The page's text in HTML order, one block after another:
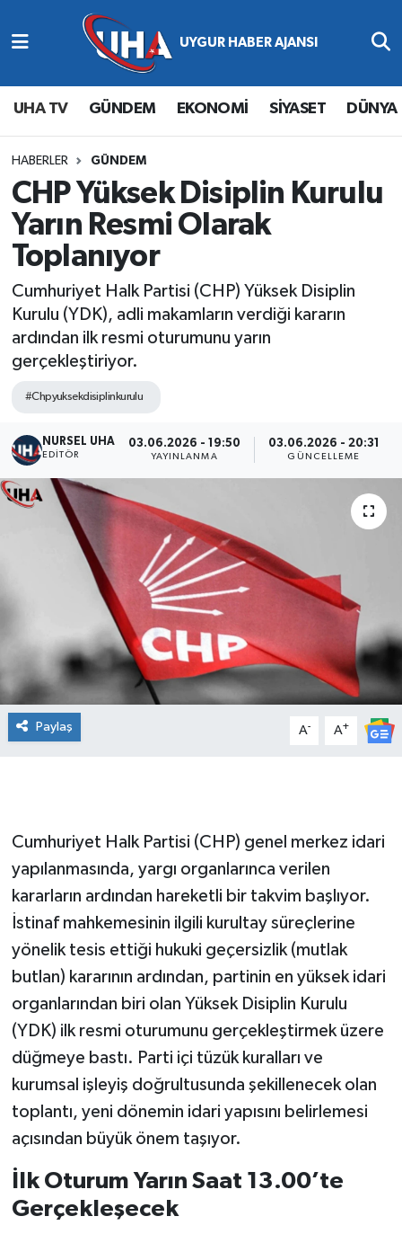
UHA TV GÜNDEM EKONOMİ SİYASET DÜNYA
HABERLER GÜNDEM
CHP Yüksek Disiplin Kurulu
Yarın Resmi Olarak
Toplanıyor
Cumhuriyet Halk Partisi (CHP) Yüksek Disiplin
Kurulu (YDK), adli makamların verdiği kararın
ardından ilk resmi oturumunu yarın
gerçekleştiriyor.
#Chpyuksekdisiplinkurulu
NURSEL UHA
EDITÖR
03.06.2026 - 19:50
YAYINLANMA
03.06.2026 - 20:31
GÜNCELLEME
Paylaş A- A+
Cumhuriyet Halk Partisi (CHP) genel merkez idari
yapılanmasında, yargı organlarınca verilen
kararların ardından hareketli bir takvim başlıyor.
İstinaf mahkemesinin ilgili kurultay süreçlerine
yönelik tesis ettiği hukuki geçersizlik (mutlak
butlan) kararının ardından, partinin en yüksek idari
organlarından biri olan Yüksek Disiplin Kurulu
(YDK) ilk resmi oturumunu gerçekleştirmek üzere
düğmeye bastı. Parti içi tüzük kuralları ve
kurumsal işleyiş doğrultusunda şekillenecek olan
toplantı, yeni dönemin idari yapısını belirlemesi
açısından büyük önem taşıyor.
İlk Oturum Yarın Saat 13.00’te
Gerçekleşecek
Abone Ol
Gündem
Ekonomi
Magazin
Siyaset
Spor
Yaşam
Nöbetçi Eczaneler
Hava Durumu
Namaz Vakitleri
Trafik Durumu
Süper Lig Puan Durumu ve Fikstür
Tüm Manşetler
Son Dakika Haberleri
Haber Arşivi